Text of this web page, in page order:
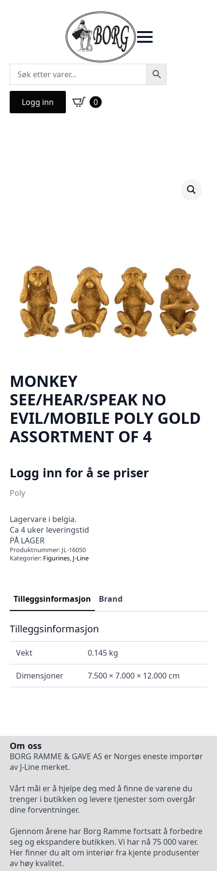
Logg inn 0
MONKEY
SEE/HEAR/SPEAK NO
EVIL/MOBILE POLY GOLD
ASSORTMENT OF 4
Logg inn for å se priser
Poly
Lagervare i belgia.
Ca 4 uker leveringstid
PÅ LAGER
Produktnummer: JL-16050
Kategorier: Figurines, J-Line
Tilleggsinformasjon Brand
Tilleggsinformasjon
Vekt 0.145 kg
Dimensjoner 7.500 × 7.000 × 12.000 cm
Om oss
BORG RAMME & GAVE AS er Norges eneste importør
av J-Line merket.
Vårt mål er å hjelpe deg med å finne de varene du
trenger i butikken og levere tjenester som overgår
dine forventninger.
Gjennom årene har Borg Ramme fortsatt å forbedre
seg og ekspandere butikken. Vi har nå 75 000 varer.
Her finner du alt om interiør fra kjente produsenter
av høy kvalitet.